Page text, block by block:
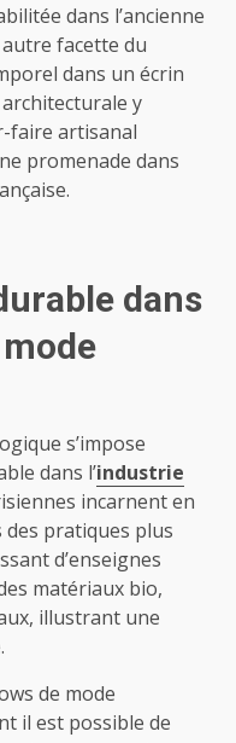
dans l’ancienne
facette du
dans un écrin
y
faire artisanal
promenade dans
dans
s’impose
dans l’industrie
incarnent en
pratiques plus
d’enseignes
matériaux bio,
illustrant une
de mode
il est possible de